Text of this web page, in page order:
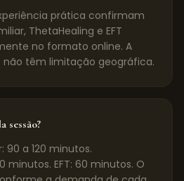
prática confirmam
ThetaHealing e EFT
no formato online. A
não têm limitação geográfica.
sessão?
90 a 120 minutos.
minutos. EFT: 60 minutos. O